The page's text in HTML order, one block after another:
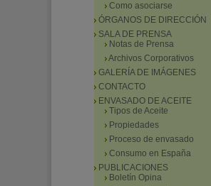
Como asociarse
ÓRGANOS DE DIRECCIÓN
SALA DE PRENSA
Notas de Prensa
Archivos Corporativos
GALERÍA DE IMÁGENES
CONTACTO
ENVASADO DE ACEITE
Tipos de Aceite
Propiedades
Proceso de envasado
Consumo en España
PUBLICACIONES
Boletín Opina